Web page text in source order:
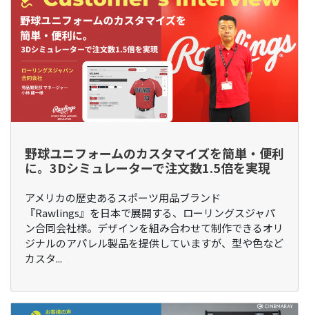
野球ユニフォームのカスタマイズを簡単・便利
に。3Dシミュレーターで注文数1.5倍を実現
アメリカの歴史あるスポーツ用品ブランド
『Rawlings』を日本で展開する、ローリングスジャパ
ン合同会社様。デザインを組み合わせて制作できるオリ
ジナルのアパレル製品を提供していますが、型や色など
カスタ...